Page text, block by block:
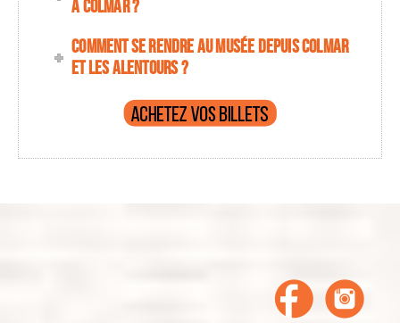
à Colmar ?
Comment se rendre au musée depuis Colmar
et les alentours ?